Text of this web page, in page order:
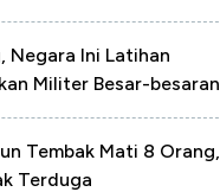
Negara Ini Latihan
Militer Besar-besaran
Tembak Mati 8 Orang,
Terduga